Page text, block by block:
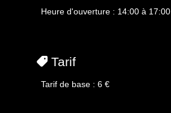
Heure d'ouverture : 14:00 à 17:00
Tarif
Tarif de base : 6 €